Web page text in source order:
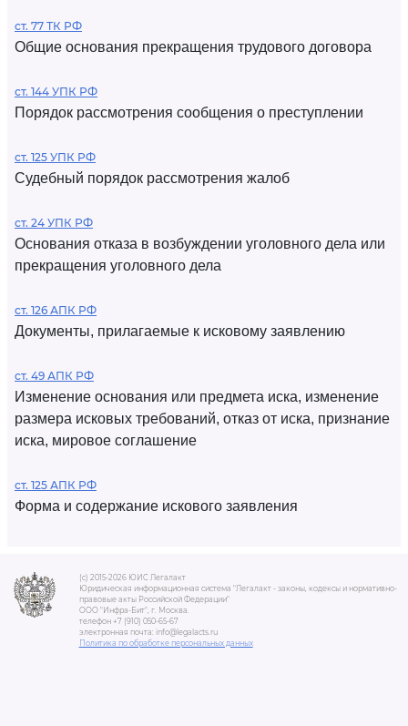
ст. 77 ТК РФ
Общие основания прекращения трудового договора
ст. 144 УПК РФ
Порядок рассмотрения сообщения о преступлении
ст. 125 УПК РФ
Судебный порядок рассмотрения жалоб
ст. 24 УПК РФ
Основания отказа в возбуждении уголовного дела или
прекращения уголовного дела
ст. 126 АПК РФ
Документы, прилагаемые к исковому заявлению
ст. 49 АПК РФ
Изменение основания или предмета иска, изменение
размера исковых требований, отказ от иска, признание
иска, мировое соглашение
ст. 125 АПК РФ
Форма и содержание искового заявления
(c) 2015-2026 ЮИС Легалакт
Юридическая информационная система "Легалакт - законы, кодексы и нормативно-
правовые акты Российской Федерации"
ООО "Инфра-Бит", г. Москва.
телефон +7 (910) 050-65-67
электронная почта: info@legalacts.ru
Политика по обработке персональных данных